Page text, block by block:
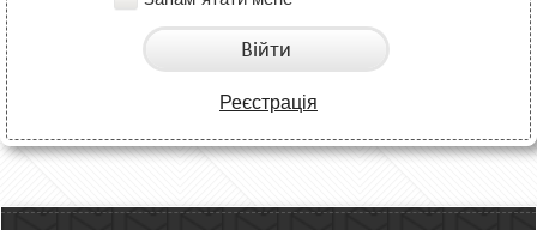
Війти
Реєстрація